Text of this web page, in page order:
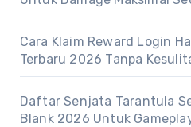
Cara Klaim Reward Login
Terbaru 2026 Tanpa
Daftar Senjata Tarantula
Blank 2026 Untuk